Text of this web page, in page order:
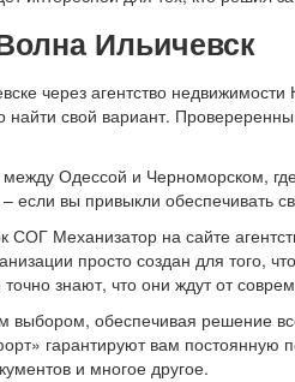
Ильичевск
через агентство
найти свой вариант.
Одессой и Черноморском,
если вы привыкли обеспечивать
СОГ Механизатор на сайте
просто создан для того,
знают, что они ждут от
обеспечивая решение
гарантируют вам
и многое другое.